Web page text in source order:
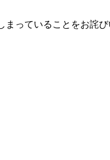
っていることをお詫